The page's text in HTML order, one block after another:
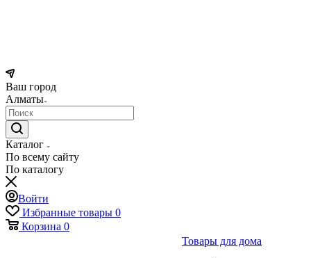
Ваш город
Алматы
Каталог
По всему сайту
По каталогу
Войти
Избранные товары 0
Корзина 0
Товары для дома